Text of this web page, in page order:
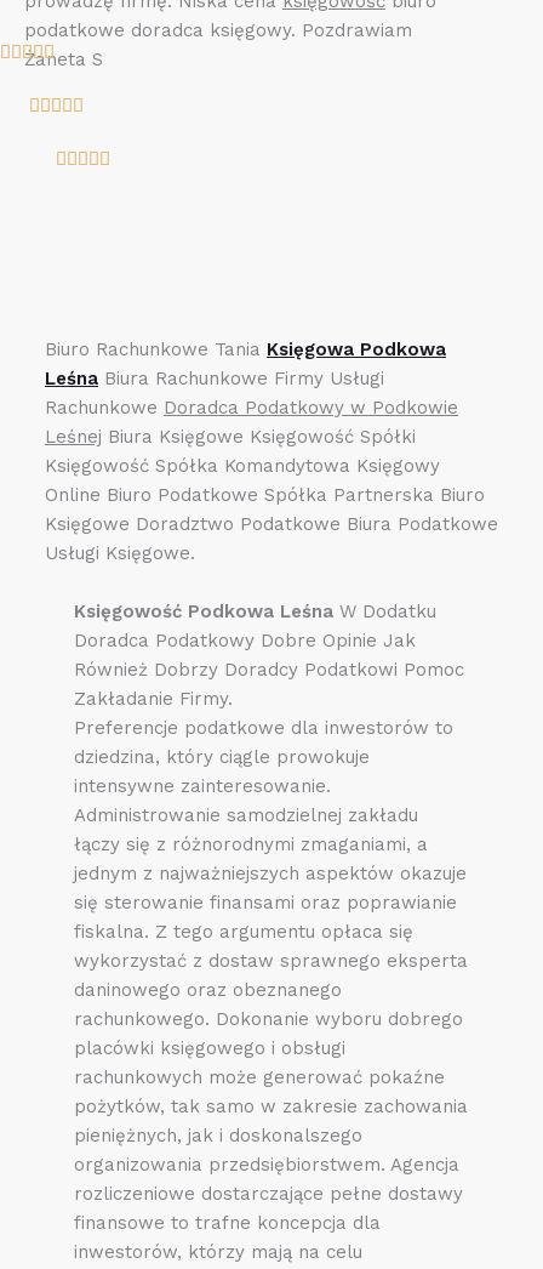
podatkowe doradca księgowy. Pozdrawiam
Żaneta S
  
e
a
    
e
    
5
Biuro Rachunkowe Tania Księgowa Podkowa
Leśna Biura Rachunkowe Firmy Usługi
Rachunkowe Doradca Podatkowy w Podkowie
Leśnej Biura Księgowe Księgowość Spółki
Księgowość Spółka Komandytowa Księgowy
Online Biuro Podatkowe Spółka Partnerska Biuro
Księgowe Doradztwo Podatkowe Biura Podatkowe
Usługi Księgowe.
Księgowość Podkowa Leśna W Dodatku
Doradca Podatkowy Dobre Opinie Jak
Również Dobrzy Doradcy Podatkowi Pomoc
Zakładanie Firmy.
Preferencje podatkowe dla inwestorów to
dziedzina, który ciągle prowokuje
intensywne zainteresowanie.
Administrowanie samodzielnej zakładu
łączy się z różnorodnymi zmaganiami, a
jednym z najważniejszych aspektów okazuje
się sterowanie finansami oraz poprawianie
fiskalna. Z tego argumentu opłaca się
wykorzystać z dostaw sprawnego eksperta
daninowego oraz obeznanego
rachunkowego. Dokonanie wyboru dobrego
placówki księgowego i obsługi
rachunkowych może generować pokaźne
pożytków, tak samo w zakresie zachowania
pieniężnych, jak i doskonalszego
organizowania przedsiębiorstwem. Agencja
rozliczeniowe dostarczające pełne dostawy
finansowe to trafne koncepcja dla
inwestorów, którzy mają na celu